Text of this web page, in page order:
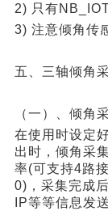
2) 只有
3) 注意倾角传
五、三轴倾角
（一）、倾角
在使用时设定
出时，倾角采
率(可支持4路
0)，采集完成
IP等等信息发